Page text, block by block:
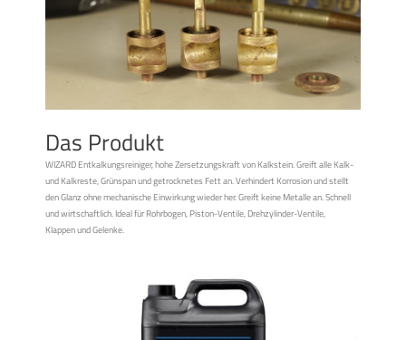
Das Produkt
WIZARD Entkalkungsreiniger, hohe Zersetzungskraft von Kalkstein. Greift alle Kalk-
und Kalkreste, Grünspan und getrocknetes Fett an. Verhindert Korrosion und stellt
den Glanz ohne mechanische Einwirkung wieder her. Greift keine Metalle an. Schnell
und wirtschaftlich. Ideal für Rohrbogen, Piston-Ventile, Drehzylinder-Ventile,
Klappen und Gelenke.